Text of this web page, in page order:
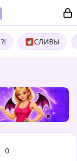
СЛИВЫ
0